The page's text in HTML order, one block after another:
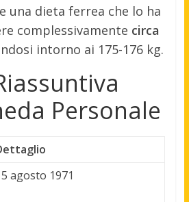
una dieta ferrea che lo ha
complessivamente circa
intorno ai 175-176 kg.
Personale
agosto 1971